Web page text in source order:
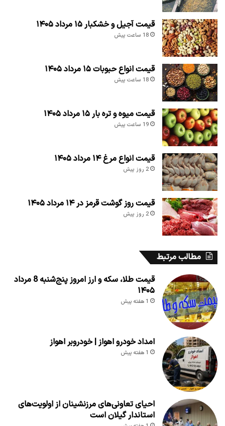
قیمت آجیل و خشکبار ۱۵ مرداد ۱۴۰۵
18 ساعت پیش
قیمت انواع حبوبات ۱۵ مرداد ۱۴۰۵
18 ساعت پیش
قیمت میوه و تره بار ۱۵ مرداد ۱۴۰۵
19 ساعت پیش
قیمت انواع مرغ ۱۴ مرداد ۱۴۰۵
2 روز پیش
قیمت روز گوشت قرمز در ۱۴ مرداد ۱۴۰۵
2 روز پیش
مطالب مرتبط
قیمت طلا، سکه و ارز امروز پنج‌شنبه 8 مرداد
۱۴۰۵
1 هفته پیش
امداد خودرو اهواز | خودروبر اهواز
1 هفته پیش
احیای تعاونی‌های مرزنشینان از اولویت‌های
استاندار گیلان است